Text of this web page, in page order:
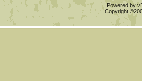
Powered by
Copyright